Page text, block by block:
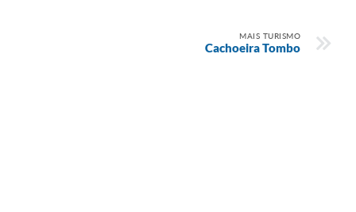
MAIS TURISMO
Cachoeira Tombo